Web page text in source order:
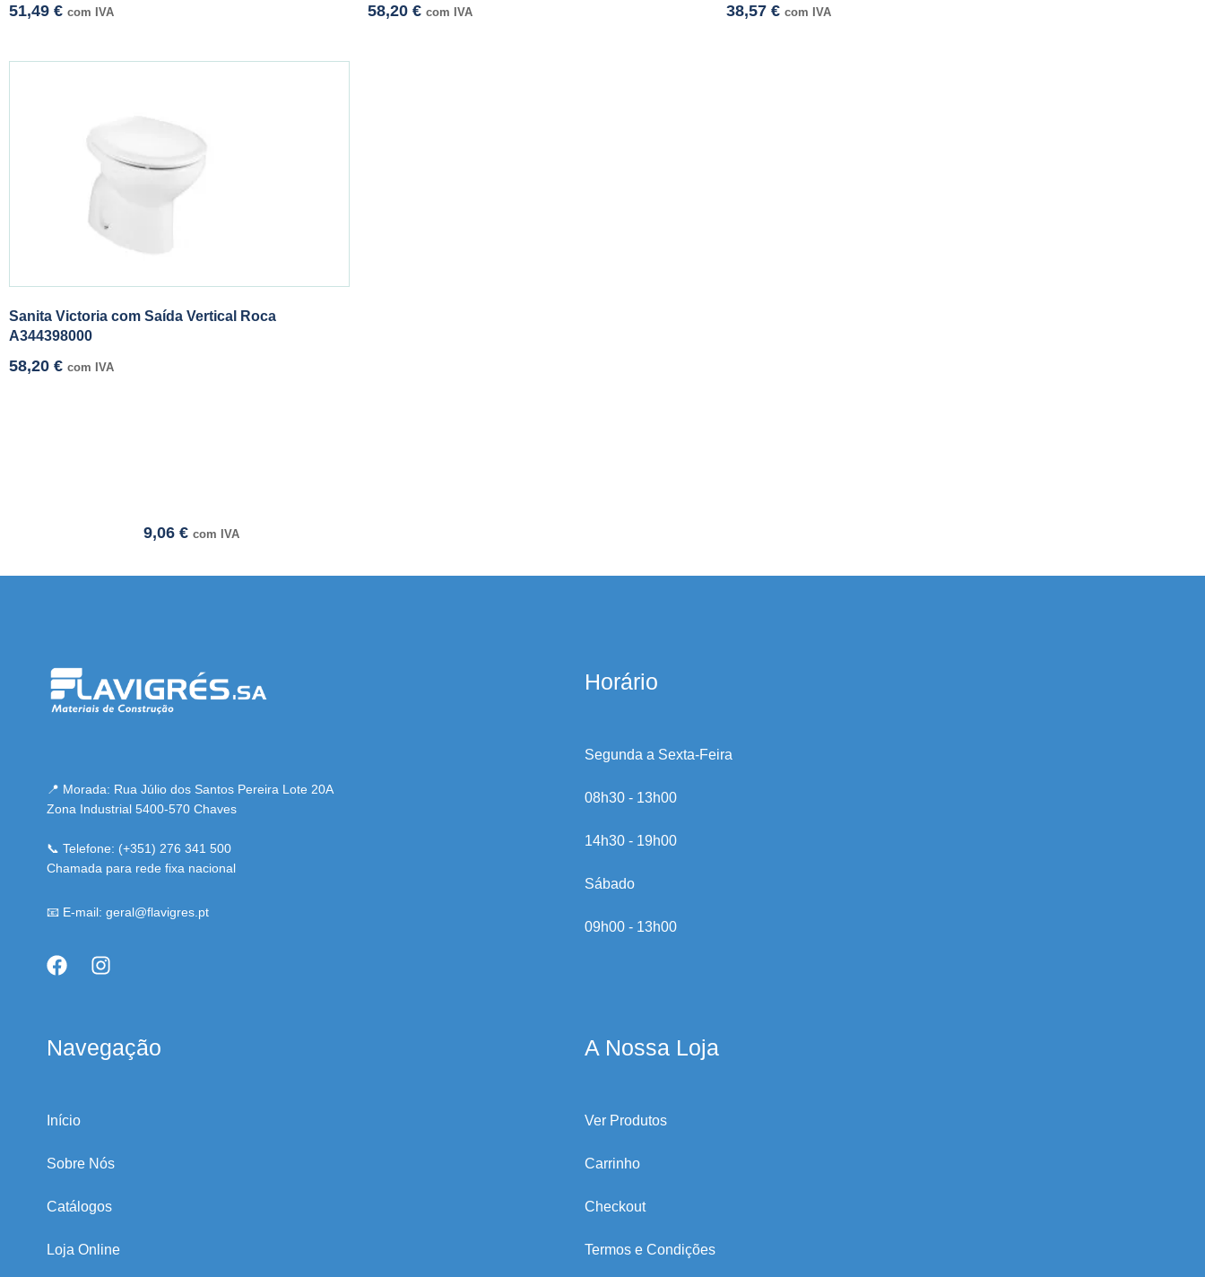
51,49 € com IVA 58,20 € com IVA 38,57 € com IVA
Sanita Victoria com Saída Vertical Roca
A344398000
58,20 € com IVA
9,06 € com IVA
📍 Morada: Rua Júlio dos Santos Pereira Lote 20A
Zona Industrial 5400-570 Chaves
📞 Telefone: (+351) 276 341 500
Chamada para rede fixa nacional
📧 E-mail: geral@flavigres.pt
Horário
Segunda a Sexta-Feira
08h30 - 13h00
14h30 - 19h00
Sábado
09h00 - 13h00
Navegação
Início
Sobre Nós
Catálogos
Loja Online
A Nossa Loja
Ver Produtos
Carrinho
Checkout
Termos e Condições